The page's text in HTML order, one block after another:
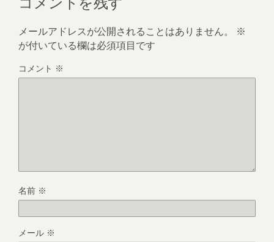
メールアドレスが公開されることはありません。
※
が付いている欄は必須項目です
コメント ※
名前 ※
メール ※